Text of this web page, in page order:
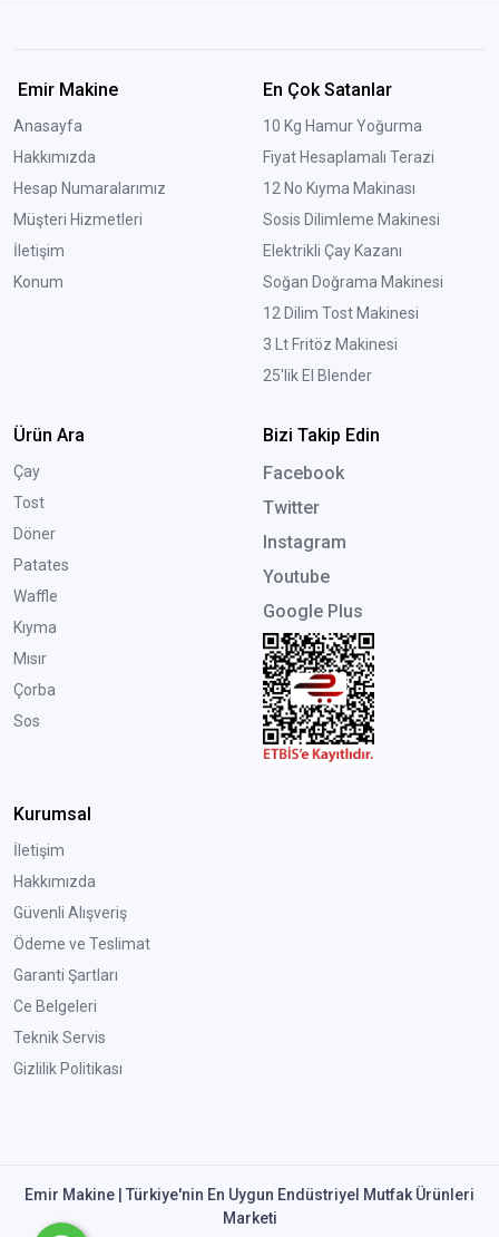
Emir Makine
Anasayfa
Hakkımızda
Hesap Numaralarımız
Müşteri Hizmetleri
İletişim
Konum
En Çok Satanlar
10 Kg Hamur Yoğurma
Fiyat Hesaplamalı Terazi
12 No Kıyma Makinası
Sosis Dilimleme Makinesi
Elektrikli Çay Kazanı
Soğan Doğrama Makinesi
12 Dilim Tost Makinesi
3 Lt Fritöz Makinesi
25'lik El Blender
Ürün Ara
Çay
Tost
Döner
Patates
Waffle
Kıyma
Mısır
Çorba
Sos
Bizi Takip Edin
Facebook
Twitter
Instagram
Youtube
Google Plus
Kurumsal
İletişim
Hakkımızda
Güvenli Alışveriş
Ödeme ve Teslimat
Garanti Şartları
Ce Belgeleri
Teknik Servis
Gizlilik Politikası
Emir Makine | Türkiye'nin En Uygun Endüstriyel Mutfak Ürünleri
Marketi